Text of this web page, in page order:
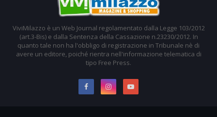
ViviMilazzo è un Web Journal regolamentato dalla Legge 103/2012
(art.3-Bis) e dalla Sentenza della Cassazione n.23230/2012. In
quanto tale non ha l'obbligo di registrazione in Tribunale nè di
avere un editore, poiché rientra nell'informazione telematica di
tipo Free Press.